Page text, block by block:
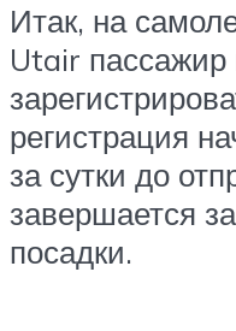
Итак, на
Utair
регистрация
за сутки до
завершается
посадки.